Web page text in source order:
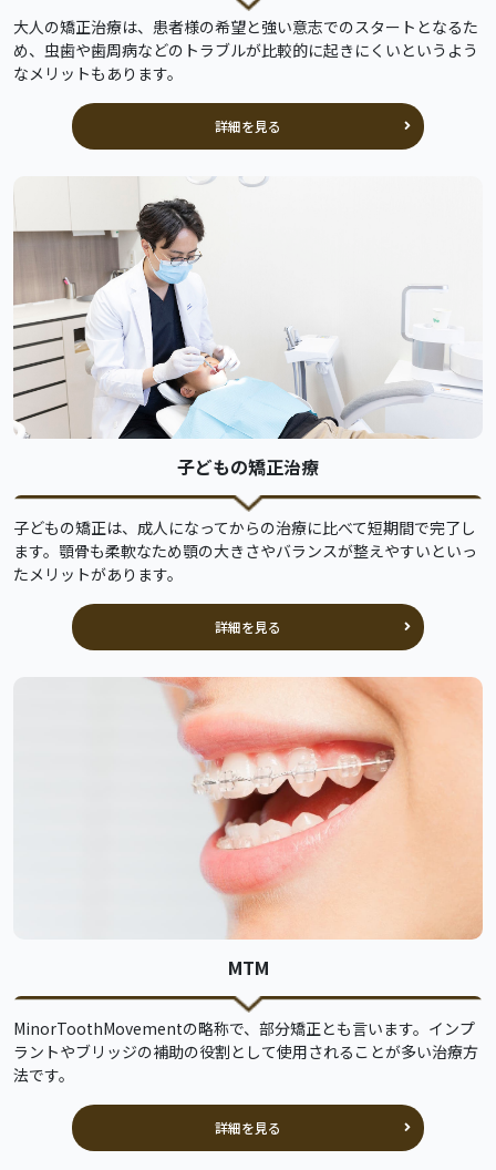
大人の矯正治療は、患者様の希望と強い意志でのスタートとなるた
め、虫歯や歯周病などのトラブルが比較的に起きにくいというよう
なメリットもあります。
詳細を見る
子どもの矯正治療
子どもの矯正は、成人になってからの治療に比べて短期間で完了し
ます。顎骨も柔軟なため顎の大きさやバランスが整えやすいといっ
たメリットがあります。
詳細を見る
MTM
MinorToothMovementの略称で、部分矯正とも言います。インプ
ラントやブリッジの補助の役割として使用されることが多い治療方
法です。
詳細を見る